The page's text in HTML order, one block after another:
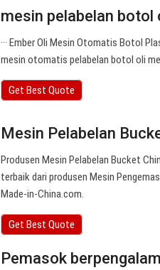
mesin pelabelan
··· Ember Oli Mesin Otomatis Botol
mesin otomatis pelabelan botol oli
Get Best Quote
Mesin Pelabelan
Produsen Mesin Pelabelan Bucket
terbaik dari produsen Mesin
Made-in-China.com.
Get Best Quote
Pemasok